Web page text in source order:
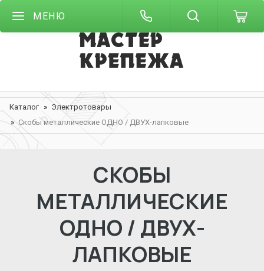
МЕНЮ
Каталог
Электротовары
Скобы металлические ОДНО / ДВУХ-лапковые
СКОБЫ
МЕТАЛЛИЧЕСКИЕ
ОДНО / ДВУХ-
ЛАПКОВЫЕ